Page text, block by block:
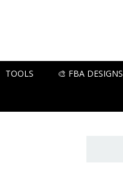
TOOLS 🎨 FBA DESIGNS